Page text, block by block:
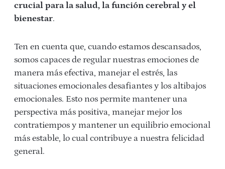
crucial para la salud, la función cerebral y el
bienestar.
Ten en cuenta que, cuando estamos descansados,
somos capaces de regular nuestras emociones de
manera más efectiva, manejar el estrés, las
situaciones emocionales desafiantes y los altibajos
emocionales. Esto nos permite mantener una
perspectiva más positiva, manejar mejor los
contratiempos y mantener un equilibrio emocional
más estable, lo cual contribuye a nuestra felicidad
general.